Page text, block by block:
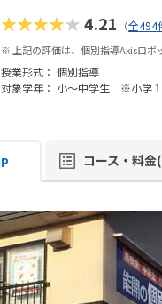
★★★★★4.21 （全494
※ 上記の評価は、個別指導Axisロボ
授業形式： 個別指導
対象学年： 小～中学生 ※小学１
コース・料金